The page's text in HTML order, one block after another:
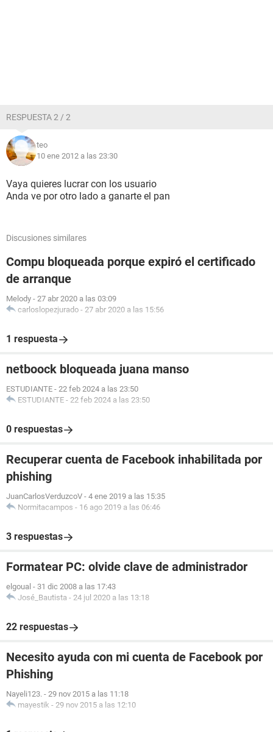
RESPUESTA 2 / 2
teo
10 ene 2012 a las 23:30
Vaya quieres lucrar con los usuario
Anda ve por otro lado a ganarte el pan
Discusiones similares
Compu bloqueada porque expiró el certificado
de arranque
Melody - 27 abr 2020 a las 03:09
carloslopezjurado - 27 abr 2020 a las 15:56
1 respuesta
netboock bloqueada juana manso
ESTUDIANTE - 22 feb 2024 a las 23:50
ESTUDIANTE - 22 feb 2024 a las 23:50
0 respuestas
Recuperar cuenta de Facebook inhabilitada por
phishing
JuanCarlosVerduzcoV - 4 ene 2019 a las 15:35
Normitacampos - 16 ago 2019 a las 06:46
3 respuestas
Formatear PC: olvide clave de administrador
elgoual - 31 dic 2008 a las 17:43
José_Bautista - 24 jul 2020 a las 13:18
22 respuestas
Necesito ayuda con mi cuenta de Facebook por
Phishing
Nayeli123. - 29 nov 2015 a las 11:18
mayestik - 29 nov 2015 a las 12:10